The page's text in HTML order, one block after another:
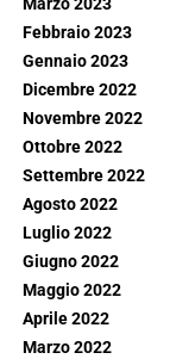
Marzo 2023
Febbraio 2023
Gennaio 2023
Dicembre 2022
Novembre 2022
Ottobre 2022
Settembre 2022
Agosto 2022
Luglio 2022
Giugno 2022
Maggio 2022
Aprile 2022
Marzo 2022